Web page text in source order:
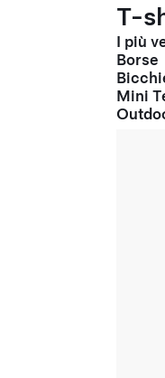
T-
I più
Borse
Mini